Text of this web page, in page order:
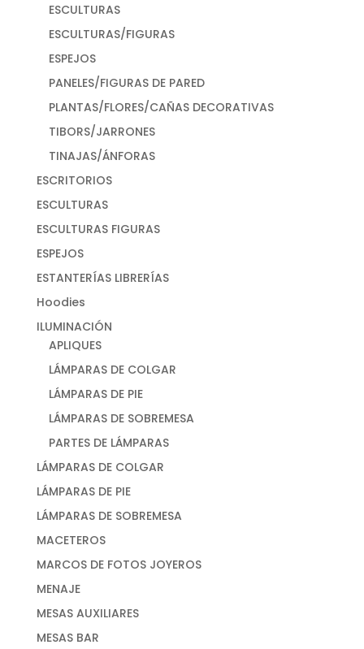
ESCULTURAS
ESCULTURAS/FIGURAS
ESPEJOS
PANELES/FIGURAS DE PARED
PLANTAS/FLORES/CAÑAS DECORATIVAS
TIBORS/JARRONES
TINAJAS/ÁNFORAS
ESCRITORIOS
ESCULTURAS
ESCULTURAS FIGURAS
ESPEJOS
ESTANTERÍAS LIBRERÍAS
Hoodies
ILUMINACIÓN
APLIQUES
LÁMPARAS DE COLGAR
LÁMPARAS DE PIE
LÁMPARAS DE SOBREMESA
PARTES DE LÁMPARAS
LÁMPARAS DE COLGAR
LÁMPARAS DE PIE
LÁMPARAS DE SOBREMESA
MACETEROS
MARCOS DE FOTOS JOYEROS
MENAJE
MESAS AUXILIARES
MESAS BAR